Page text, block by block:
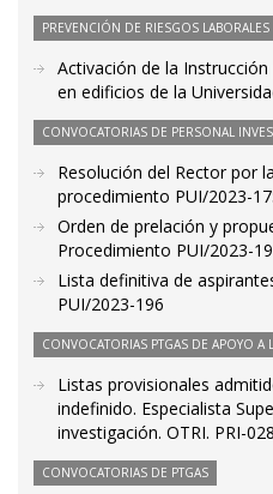
PREVENCIÓN DE RIESGOS LABORALES
Activación de la
en edificios de la
CONVOCATORIAS DE PERSONAL
Resolución del Rector por
procedimiento PUI/2023-
Orden de prelación y
Procedimiento PUI/2023-
Lista definitiva de
PUI/2023-196
CONVOCATORIAS PTGAS DE APOYO A
Listas provisionales
indefinido. Especialista
investigación. OTRI. PRI-
CONVOCATORIAS DE PTGAS